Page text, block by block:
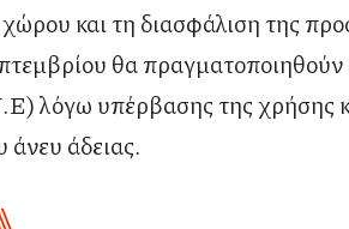
και τη διασφάλιση της
θα
λόγω υπέρβασης της χρήσης
άδειας.